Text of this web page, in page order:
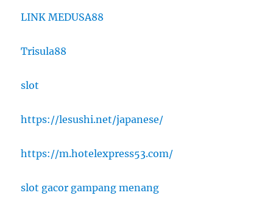
LINK MEDUSA88
Trisula88
slot
https://lesushi.net/japanese/
https://m.hotelexpress53.com/
slot gacor gampang menang